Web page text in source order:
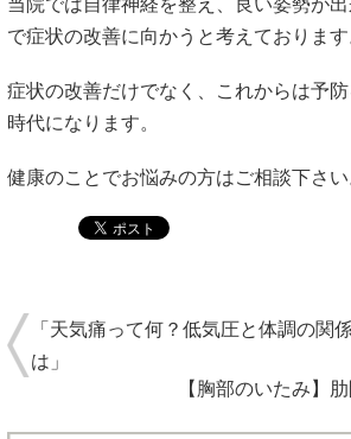
で症状の改善に向かうと考えております
症状の改善だけでなく、これからは予
時代になります。
健康のことでお悩みの方はご相談下さい
「天気痛って何？低気圧と体調の関
は」
【胸部のいたみ】